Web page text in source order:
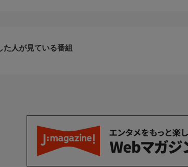
た人が見ている番組